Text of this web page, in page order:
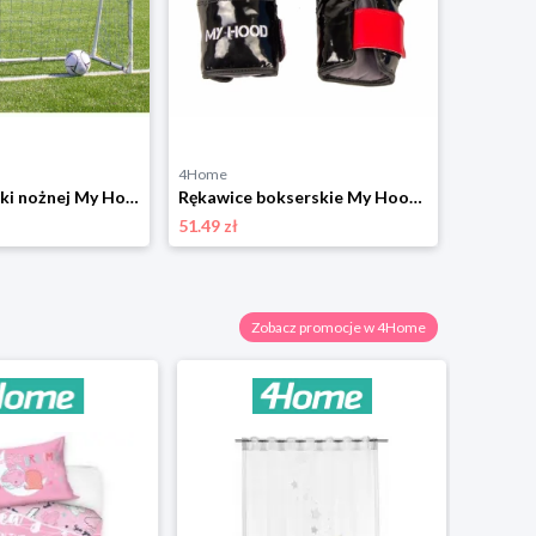
Bramka do piłki nożnej My Hood 302092 Golazo, 183x 132 x 86 cm
4Home
Rękawice bokserskie My Hood 201050, 4 oz
51.49 zł
Zobacz promocje w 4Home